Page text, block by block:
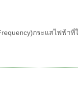
กระแสไฟฟ้าที่